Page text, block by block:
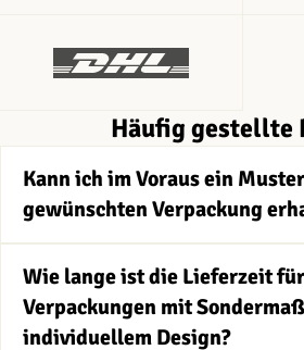
Häufig gestellte
Kann ich im Voraus ein
gewünschten Verpackung
Wie lange ist die Lieferzeit für
Verpackungen mit
individuellem Design?